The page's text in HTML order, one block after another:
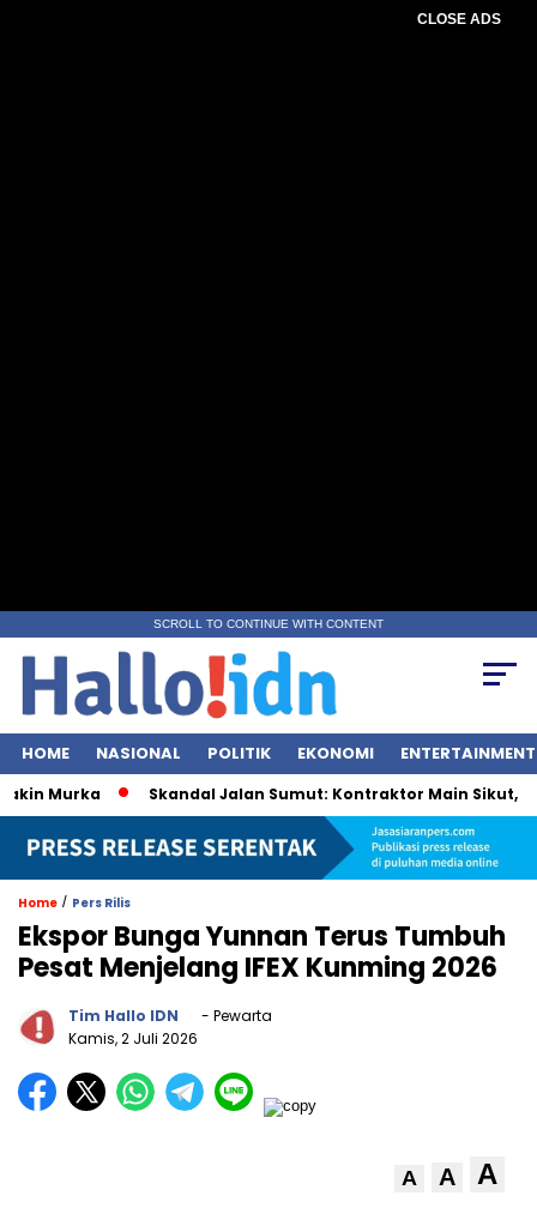
CLOSE ADS
SCROLL TO CONTINUE WITH CONTENT
HOME NASIONAL POLITIK EKONOMI ENTERTAINMENT
Murka Skandal Jalan Sumut: Kontraktor Main Sikut,
Home / Pers Rilis
Ekspor Bunga Yunnan Terus Tumbuh
Pesat Menjelang IFEX Kunming 2026
Tim Hallo IDN
- Pewarta
Kamis, 2 Juli 2026
A A A